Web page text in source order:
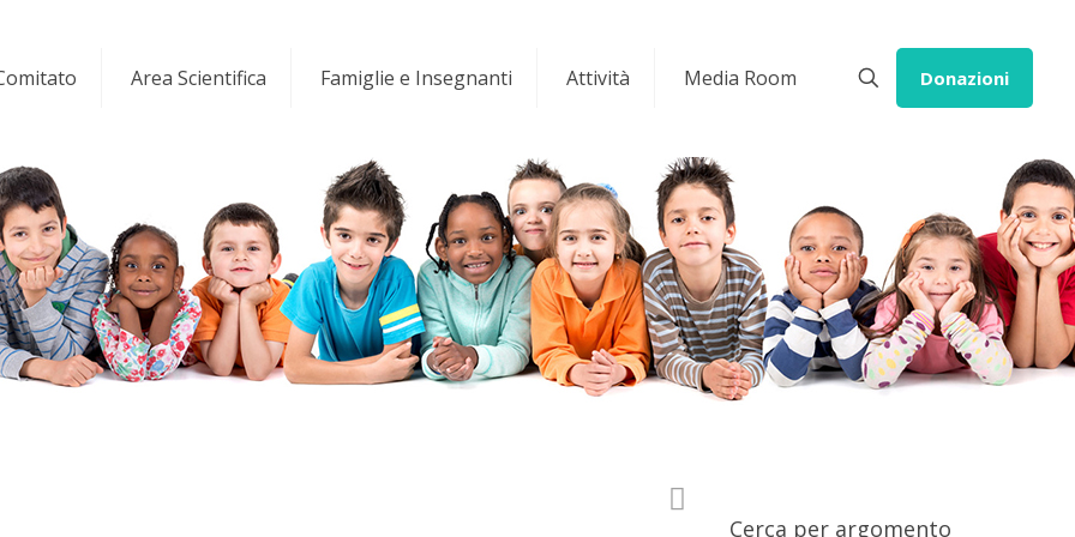
Area Scientifica Famiglie e Insegnanti Attività Media Room Donazioni
Cerca per argomento